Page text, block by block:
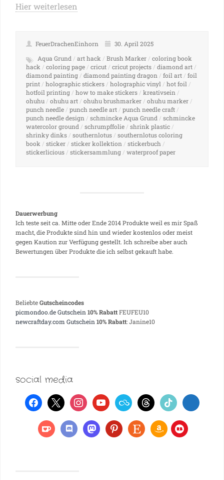
Hier weiterlesen
FeuerDrachenEinhorn
30. April 2025
Aqua Grund / art hack / Brush Marker / coloring book
hack / coloring page / cricut / cricut projects / diamond art /
diamond painting / diamond painting dragon / foil art / foil
print / holographic stickers / holographic vinyl / hot foil /
hotfoil printing / how to make stickers / kreativsein /
ohuhu / ohuhu art / ohuhu brushmarker / ohuhu marker /
punch needle / punch needle art / punch needle craft /
punch needle design / schmincke Aqua Grund / schmincke
watercolor ground / schrumpffolie / shrink plastic /
shrinky dinks / southernlotus / southernlotus coloring
book / sticker / sticker kollektion / stickerbuch /
stickerlicious / stickersammlung / waterproof paper
Dauerwerbung
Ich teste seit ca. Mitte oder Ende 2014 Produkte weil es mir Spaß
macht, die Produkte sind hin und wieder kostenlos oder meist
gegen Kaution zur Verfügung gestellt. Ich schreibe aber auch
Bewertungen über Produkte die ich selbst gekauft habe.
BeliebteGutscheincodes
picmondoo.de Gutschein 10% RabattFEUFEU10
newcraftday.com Gutschein 10% Rabatt: Janine10
social media